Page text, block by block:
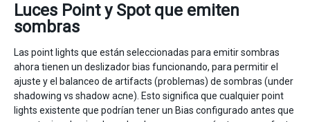
Luces Point y Spot que emiten
sombras
Las point lights que están seleccionadas para emitir sombras
ahora tienen un deslizador bias funcionando, para permitir el
ajuste y el balanceo de artifacts (problemas) de sombras (under
shadowing vs shadow acne). Esto significa que cualquier point
lights existente que podrían tener un Bias configurado antes que